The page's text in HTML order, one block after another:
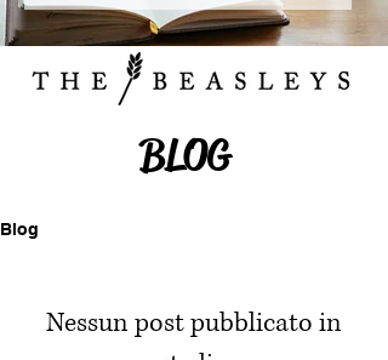
BLOG
Blog
Nessun post pubblicato in